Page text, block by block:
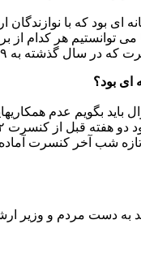
ای بود؟
بگویم عدم
آخر کنسرت آماده
دست مردم و وزیر